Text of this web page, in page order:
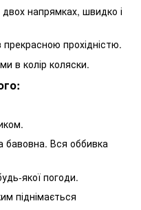
напрямках, швидко і
прекрасною прохідністю.
в колір коляски.
бавовна. Вся оббивка
якої погоди.
піднімається